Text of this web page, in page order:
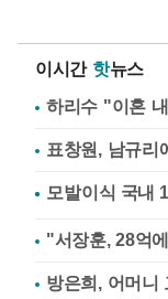
이시간 핫뉴스
하리수 "이혼
표창원, 남규
"서장훈, 28억
방은희, 어머니